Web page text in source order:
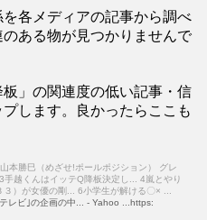
各メディアの記事から調べ
ある物が見つかりませんで
」の関連度の低い記事・信
します。良かったらここも
本勝巳（めざせ!ポールポジション） グレ
越くんはイッテQ降板決定し... 4嵐とやり
）が女優の剛... 6小学生が解ける〇× ...
レビ｣の企画の中... - Yahoo ...https: